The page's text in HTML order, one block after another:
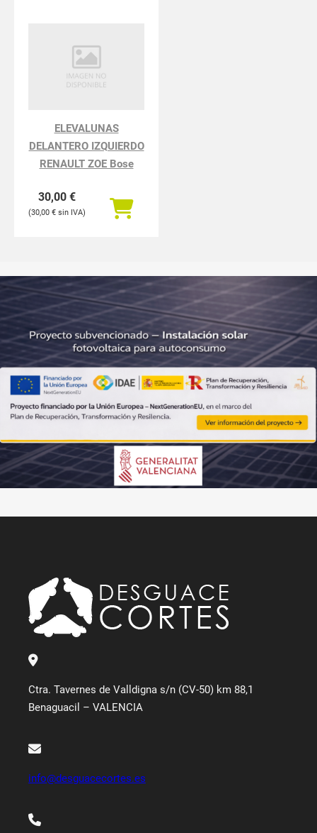
ELEVALUNAS
DELANTERO IZQUIERDO
RENAULT ZOE Bose
30,00 €
30,00 €
Ctra. Tavernes de Valldigna s/n (CV-50) km 88,1
Benaguacil – VALENCIA
info@desguacecortes.es